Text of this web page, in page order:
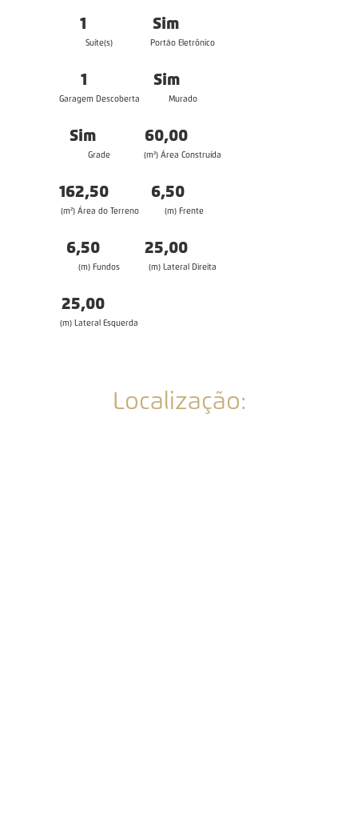
1
Suíte(s)
Sim
Portão Eletrônico
1
Garagem Descoberta
Sim
Murado
Sim
Grade
60,00
(m²) Área Construída
162,50
(m²) Área do Terreno
6,50
(m) Frente
6,50
(m) Fundos
25,00
(m) Lateral Direita
25,00
(m) Lateral Esquerda
Localização: